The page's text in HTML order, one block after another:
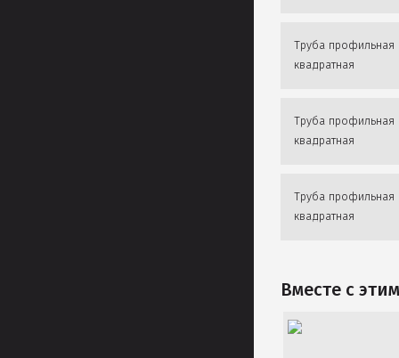
Труба профильная
квадратная
Труба профильная
квадратная
Труба профильная
квадратная
Вместе с